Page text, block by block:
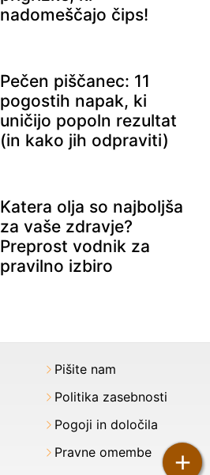
nadomeščajo čips!
Pečen piščanec: 11
pogostih napak, ki
uničijo popoln rezultat
(in kako jih odpraviti)
Katera olja so najboljša
za vaše zdravje?
Preprost vodnik za
pravilno izbiro
+
Pišite nam
Politika zasebnosti
Pogoji in določila
Pravne omembe